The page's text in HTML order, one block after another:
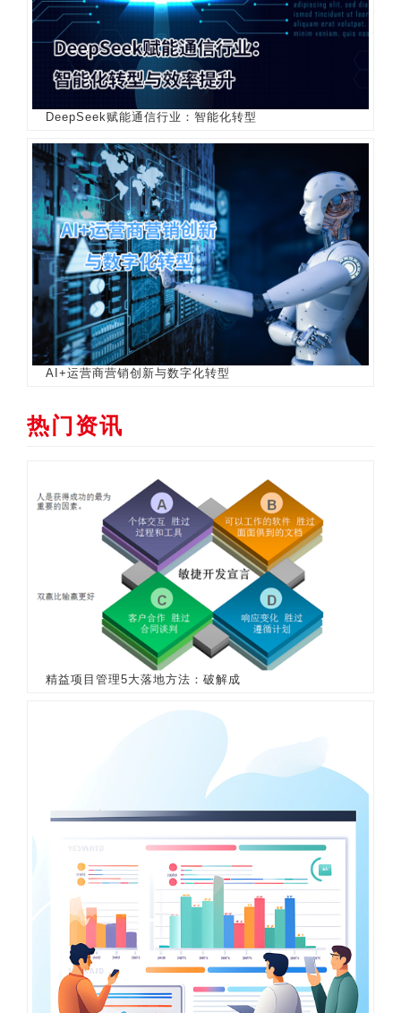
DeepSeek赋能通信行业：智能化转型
AI+运营商营销创新与数字化转型
热门资讯
精益项目管理5大落地方法：破解成